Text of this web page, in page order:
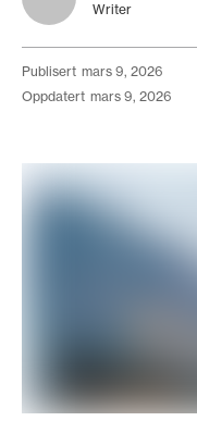
Writer
publisert mars 9, 2026
oppdatert mars 9, 2026